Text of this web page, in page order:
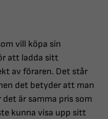
vill köpa sin
att ladda sitt
av föraren. Det står
det betyder att man
är samma pris som
kunna visa upp sitt